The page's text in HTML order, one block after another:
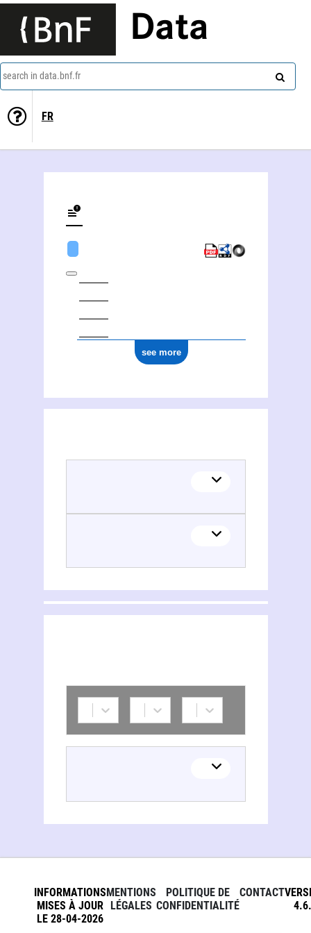
Data
search in data.bnf.fr
FR
see more
INFORMATIONS
MISES À JOUR
LE 28-04-2026
MENTIONS
LÉGALES
POLITIQUE DE
CONFIDENTIALITÉ
CONTACT